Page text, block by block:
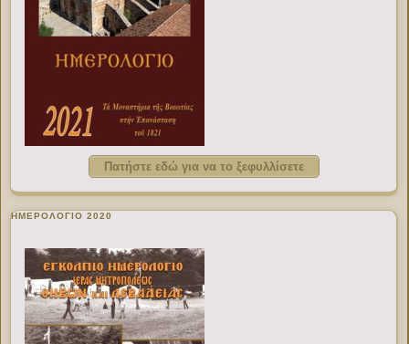
Πατήστε εδώ για να το ξεφυλλίσετε
ΗΜΕΡΟΛΟΓΙΟ 2020